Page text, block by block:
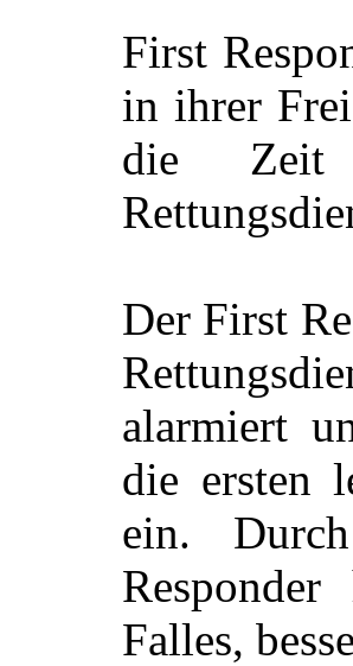
First
in ihrer
die Zeit
Der First
alarmiert
die ersten
ein.
Falles,